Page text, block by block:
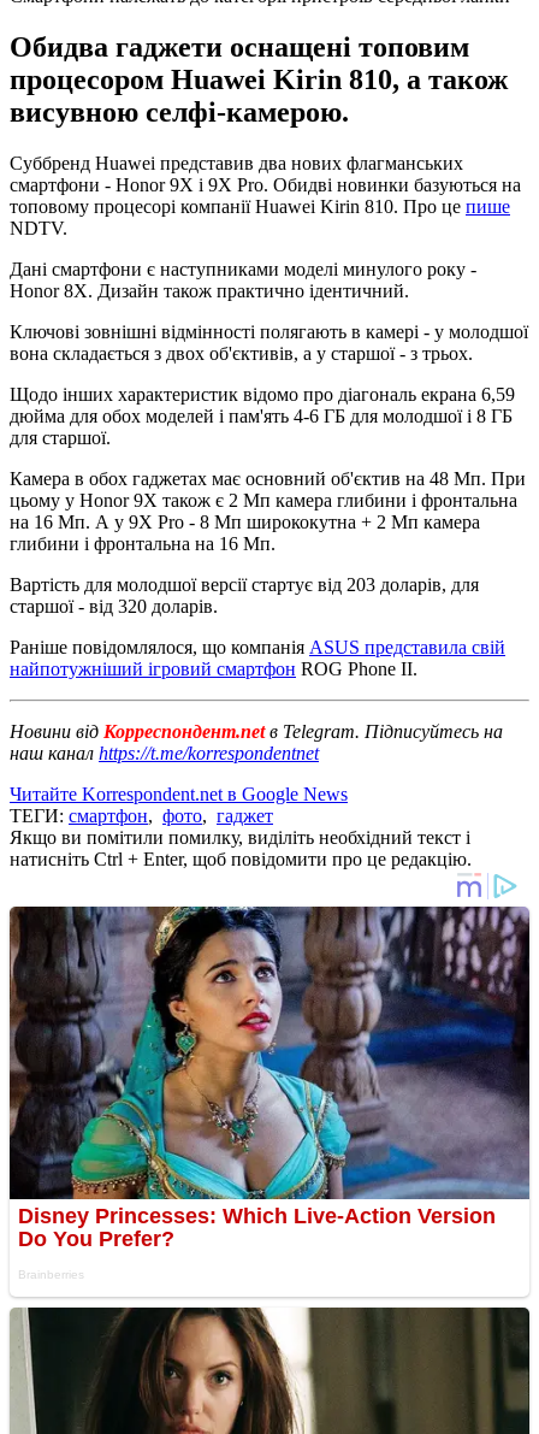
Обидва гаджети оснащені топовим
процесором Huawei Kirin 810, а також
висувною селфі-камерою.
Суббренд Huawei представив два нових флагманських
смартфони - Honor 9X і 9X Pro. Обидві новинки базуються на
топовому процесорі компанії Huawei Kirin 810. Про це пише
NDTV.
Дані смартфони є наступниками моделі минулого року -
Honor 8X. Дизайн також практично ідентичний.
Ключові зовнішні відмінності полягають в камері - у молодшої
вона складається з двох об'єктивів, а у старшої - з трьох.
Щодо інших характеристик відомо про діагональ екрана 6,59
дюйма для обох моделей і пам'ять 4-6 ГБ для молодшої і 8 ГБ
для старшої.
Камера в обох гаджетах має основний об'єктив на 48 Мп. При
цьому у Honor 9X також є 2 Мп камера глибини і фронтальна
на 16 Мп. А у 9X Pro - 8 Мп ширококутна + 2 Мп камера
глибини і фронтальна на 16 Мп.
Вартість для молодшої версії стартує від 203 доларів, для
старшої - від 320 доларів.
Раніше повідомлялося, що компанія ASUS представила свій
найпотужніший ігровий смартфон ROG Phone II.
Новини від Корреспондент.netв Telegram. Підписуйтесь на
наш канал https://t.me/korrespondentnet
Читайте Korrespondent.net в Google News
ТЕГИ: смартфон, фото, гаджет
Якщо ви помітили помилку, виділіть необхідний текст і
натисніть Ctrl + Enter, щоб повідомити про це редакцію.